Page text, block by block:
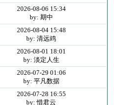
2026-08-06 15:34
by: 期中
2026-08-04 15:48
by: 清远鸡
2026-08-01 18:01
by: 淡定人生
2026-07-29 01:06
by: 平凡数据
2026-07-28 16:55
by: 惜君云